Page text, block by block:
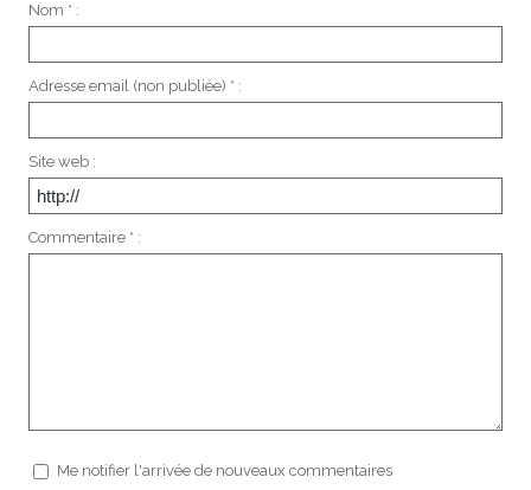
Nom * :
Adresse email (non publiée) * :
Site web :
Commentaire * :
Me notifier l'arrivée de nouveaux commentaires